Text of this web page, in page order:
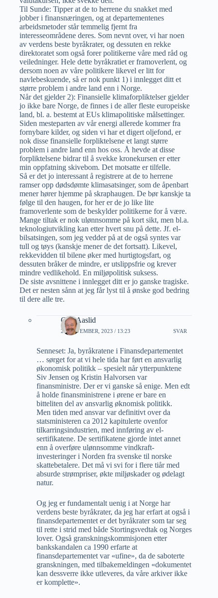
Til Sunde: Tipper at de to herrene du snakket med
jobber i finansnæringen, og at departementenes
arbeidsmetoder står temmelig fjernt fra
interesseområdene deres. Som nevnt over, vi har noen
av verdens beste byråkrater, og dessuten en rekke
direktoratet som også forer politikerne våre med råd og
veiledninger. Hele dette byråkratiet er framoverlent, og
dersom noen av våre politikere likevel er litt for
navlebeskuende, så er nok punkt 1) i innlegget ditt et
større problem i andre land enn i Norge.
Når det gjelder 2): Finansielle klimaforpliktelser gjelder
jo ikke bare Norge, de finnes i de aller fleste europeiske
land, bl. a. bestemt at EUs klimapolitiske målsettinger.
Siden mesteparten av vår energi allerede kommer fra
fornybare kilder, og siden vi har et digert oljefond, er
nok disse finansielle forpliktelsene et langt større
problem i andre land enn hos oss. Å hevde at disse
forpliktelsene bidrar til å svekke kronekursen er etter
min oppfatning skivebom. Det motsatte er tilfelle.
Så er det jo interessant å registrere at de to herrene
ramser opp dødsdømte klimasatsinger, som de åpenbart
mener hører hjemme på skraphaugen. De bør kanskje ta
følge til den haugen, for her er de jo like lite
framoverlente som de beskylder politikerne for å være.
Mange tiltak er nok ulønnsomme på kort sikt, men bl.a.
teknologiutvikling kan etter hvert snu på dette. Jf. el-
bilsatsingen, som jeg vedder på at de også syntes var
tull og tøys (kanskje mener de det fortsatt). Likevel,
rekkevidden til bilene øker med hurtigtogsfart, og
dessuten bråker de mindre, er utslippsfrie og krever
mindre vedlikehold. En miljøpolitisk suksess.
De siste avsnittene i innlegget ditt er jo ganske tragiske.
Det er nesten sånn at jeg får lyst til å ønske god bedring
til dere alle tre.
Geir Aaslid
27 NOVEMBER, 2023 / 13:23 SVAR
Senneset: Ja, byråkratene i Finansdepartementet
… sørget for at vi hele tida har ført en ansvarlig
økonomisk politikk – spesielt når ytterpunktene
Siv Jensen og Kristin Halvorsen var
finansministre. Der er vi ganske så enige. Men edt
å holde finansministrene i ørene er bare en
bitteliten del av ansvarlig øknomisk politikk.
Men tiden med ansvar var definitivt over da
statsministeren ca 2012 kapitulerte ovenfor
tilkarringsindustrien, med innføring av el-
sertifikatene. De sertifikatene gjorde intet annet
enn å overføre ulønnsomme vindkraft-
investeringer i Norden fra svenske til norske
skattebetalere. Det må vi svi for i flere tiår med
absurde strømpriser, økte miljøskader og ødelagt
natur.
Og jeg er fundamentalt uenig i at Norge har
verdens beste byråkrater, da jeg har erfart at også i
finansdepartementet er det byråkrater som tar seg
til rette i strid med både Stortingsvedtak og Norges
lover. Også granskningskommisjonen etter
bankskandalen ca 1990 erfarte at
finansdepartementet var «ufine», da de saboterte
granskningen, med tilbakemeldingen «dokumentet
kan dessverre ikke utleveres, da våre arkiver ikke
er komplette».